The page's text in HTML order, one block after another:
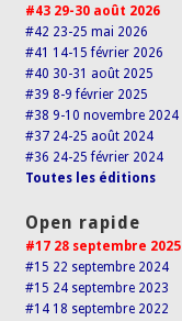
#43 29-30 août 2026
#42 23-25 mai 2026
#41 14-15 février 2026
#40 30-31 août 2025
#39 8-9 février 2025
#38 9-10 novembre 2024
#37 24-25 août 2024
#36 24-25 février 2024
Toutes les éditions
Open rapide
#17 28 septembre 2025
#15 22 septembre 2024
#15 24 septembre 2023
#14 18 septembre 2022